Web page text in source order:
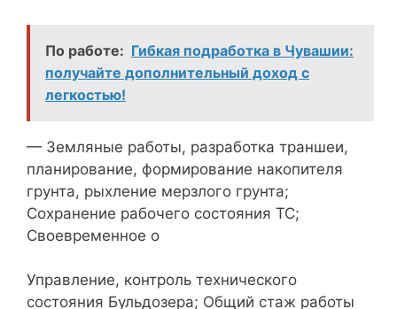
По работе: Гибкая подработка в Чувашии:
получайте дополнительный доход с
легкостью!
— Земляные работы, разработка траншеи,
планирование, формирование накопителя
грунта, рыхление мерзлого грунта;
Сохранение рабочего состояния ТС;
Своевременное о
Управление, контроль технического
состояния Бульдозера; Общий стаж работы